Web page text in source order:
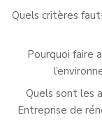
Quels critères
Pourquoi faire
Quels sont les
Entreprise de